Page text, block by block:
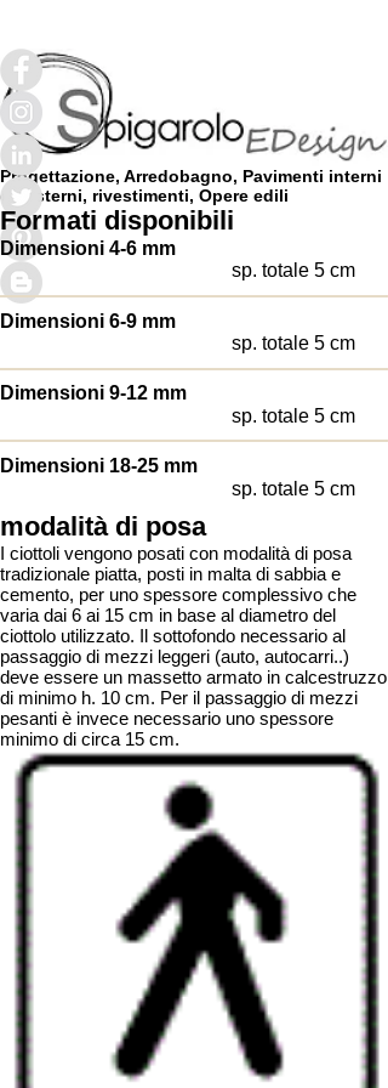
Progettazione, Arredobagno, Pavimenti interni
ed esterni, rivestimenti, Opere edili
Formati disponibili
Dimensioni 4-6 mm
sp. totale 5 cm
Dimensioni 6-9 mm
sp. totale 5 cm
Dimensioni 9-12 mm
sp. totale 5 cm
Dimensioni 18-25 mm
sp. totale 5 cm
modalità di posa
I ciottoli vengono posati con modalità di posa
tradizionale piatta, posti in malta di sabbia e
cemento, per uno spessore complessivo che
varia dai 6 ai 15 cm in base al diametro del
ciottolo utilizzato. Il sottofondo necessario al
passaggio di mezzi leggeri (auto, autocarri..)
deve essere un massetto armato in calcestruzzo
di minimo h. 10 cm. Per il passaggio di mezzi
pesanti è invece necessario uno spessore
minimo di circa 15 cm.